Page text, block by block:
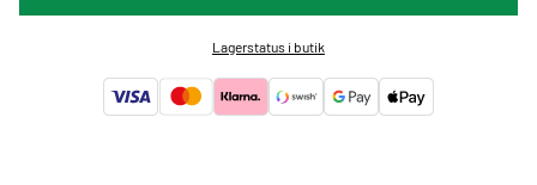
Lagerstatus i butik